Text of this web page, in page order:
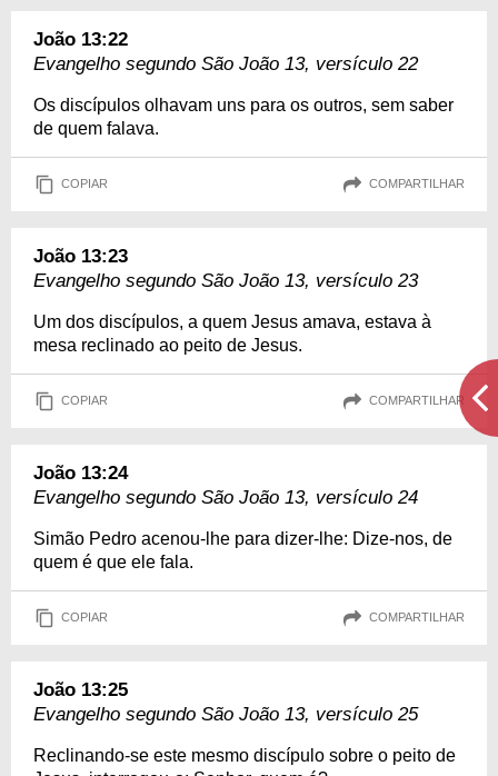
João 13:22
Evangelho segundo São João 13, versículo 22
Os discípulos olhavam uns para os outros, sem saber
de quem falava.
COPIAR COMPARTILHAR
João 13:23
Evangelho segundo São João 13, versículo 23
Um dos discípulos, a quem Jesus amava, estava à
mesa reclinado ao peito de Jesus.
COPIAR COMPARTILHAR
João 13:24
Evangelho segundo São João 13, versículo 24
Simão Pedro acenou-lhe para dizer-lhe: Dize-nos, de
quem é que ele fala.
COPIAR COMPARTILHAR
João 13:25
Evangelho segundo São João 13, versículo 25
Reclinando-se este mesmo discípulo sobre o peito de